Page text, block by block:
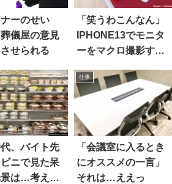
ナーのせい
儀屋の意見
せられる
「笑うわこんなん」
IPHONE13でモニタ
ーをマクロ撮影する
、バイト先
ニで見た呆
は…考えさ
仕事
「会議室に入るとき
にオススメの一言」
それは…ええっ